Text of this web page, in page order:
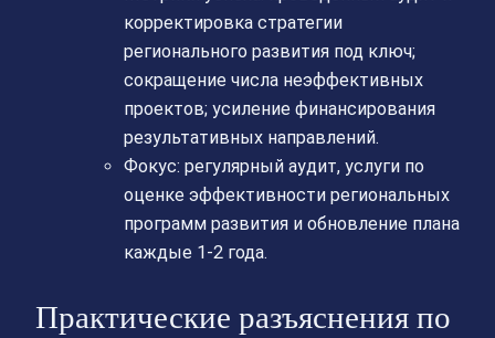
корректировка стратегии
регионального развития под ключ;
сокращение числа неэффективных
проектов; усиление финансирования
результативных направлений.
Фокус: регулярный аудит, услуги по
оценке эффективности региональных
программ развития и обновление плана
каждые 1-2 года.
Практические разъяснения по